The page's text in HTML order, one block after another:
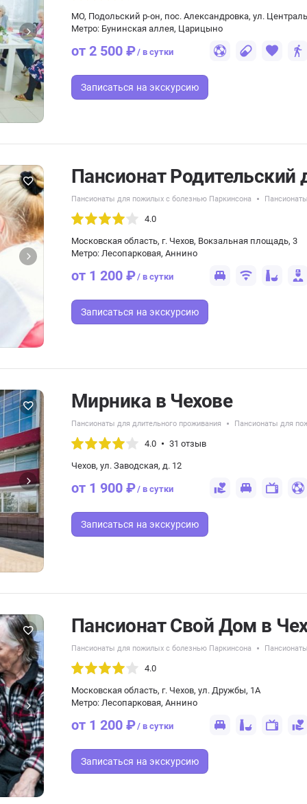
МО, Подольский р-он, пос. Александровка, ул.
Метро: Бунинская аллея, Царицыно
от 2 500 ₽/ в сутки
Записаться на экскурсию
Пансионат Родительский
Пансионаты для пожилых с болезнью Паркинсона
4.0
Московская область, г. Чехов, Вокзальная площадь, 3
Метро: Лесопарковая, Аннино
от 1 200 ₽/ в сутки
Записаться на экскурсию
Мирника в Чехове
Пансионаты для длительного проживания Пансионаты для
4.0 31 отзыв
Чехов, ул. Заводская, д. 12
от 1 900 ₽/ в сутки
Записаться на экскурсию
Пансионат Свой Дом в
Пансионаты для пожилых с болезнью Паркинсона
4.0
Московская область, г. Чехов, ул. Дружбы, 1А
Метро: Лесопарковая, Аннино
от 1 200 ₽/ в сутки
Записаться на экскурсию